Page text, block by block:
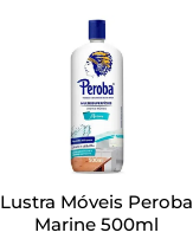
Lustra Móveis Peroba
Marine 500ml